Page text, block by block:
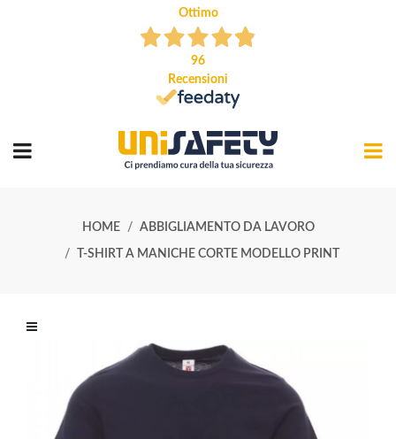
Ottimo
96
Recensioni
HOME ABBIGLIAMENTO DA LAVORO
T-SHIRT A MANICHE CORTE MODELLO PRINT